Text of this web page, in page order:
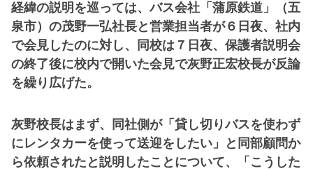
経緯の説明を巡っては、バス会社「蒲原鉄道」（五
泉市）の茂野一弘社長と営業担当者が６日夜、社内
で会見したのに対し、同校は７日夜、保護者説明会
の終了後に校内で開いた会見で灰野正宏校長が反論
を繰り広げた。
灰野校長はまず、同社側が「貸し切りバスを使わず
にレンタカーを使って送迎をしたい」と同部顧問か
ら依頼されたと説明したことについて、「こうした